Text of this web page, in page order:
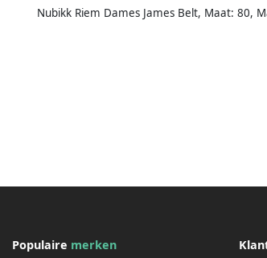
Nubikk Riem Dames James Belt, Maat: 80,
Populaire merken